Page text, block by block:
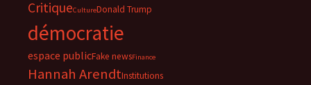
CritiqueCultureDonald Trump
démocratie
espace publicFake newsFinance
Hannah ArendtInstitutions